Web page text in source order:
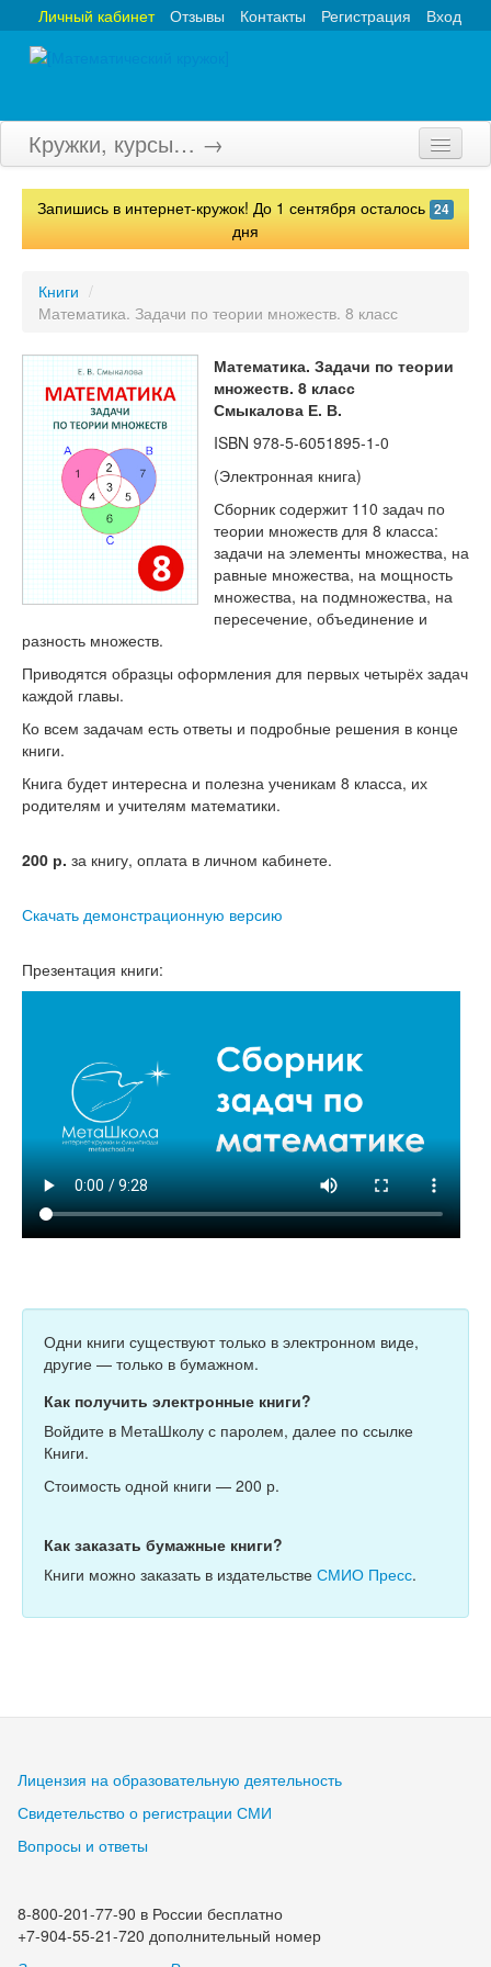
Вход
Регистрация
Контакты
Отзывы
Личный кабинет
Кружки, курсы… →
Главная
Олимпиады
Турниры
Конкурсы
Вебинары
Тесты
Игры
Запишись в интернет-кружок! До 1 сентября осталось 24
дня
Книги /
Математика. Задачи по теории множеств. 8 класс
Математика. Задачи по теории
множеств. 8 класс
Смыкалова Е. В.
ISBN 978-5-6051895-1-0
(Электронная книга)
Сборник содержит 110 задач по
теории множеств для 8 класса:
задачи на элементы множества, на
равные множества, на мощность
множества, на подмножества, на
пересечение, объединение и
разность множеств.
Приводятся образцы оформления для первых четырёх задач
каждой главы.
Ко всем задачам есть ответы и подробные решения в конце
книги.
Книга будет интересна и полезна ученикам 8 класса, их
родителям и учителям математики.
200 р. за книгу, оплата в личном кабинете.
Скачать демонстрационную версию
Презентация книги:
Одни книги существуют только в электронном виде,
другие — только в бумажном.
Как получить электронные книги?
Войдите в МетаШколу с паролем, далее по ссылке
Книги.
Стоимость одной книги — 200 р.
Как заказать бумажные книги?
Книги можно заказать в издательстве СМИО Пресс.
Лицензия на образовательную деятельность
Свидетельство о регистрации СМИ
Вопросы и ответы
8-800-201-77-90 в России бесплатно
+7-904-55-21-720 дополнительный номер